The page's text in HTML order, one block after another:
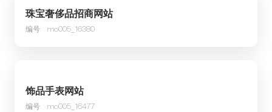
珠宝奢侈品招商网站
编号 mo005_16380
饰品手表网站
编号 mo005_16477